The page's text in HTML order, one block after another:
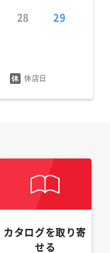
28 29
休店日
カタログを取り寄
せる